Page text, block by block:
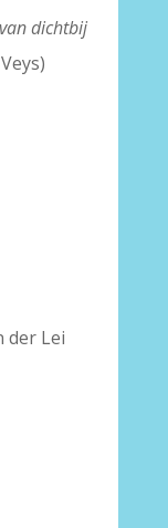
dichtbij
der Lei